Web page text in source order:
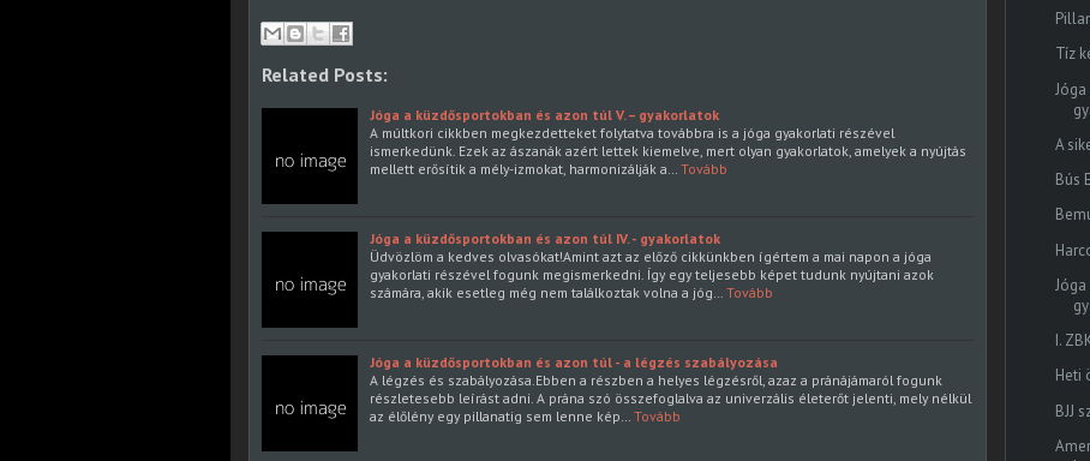
Related Posts:
Jóga a küzdősportokban és azon túl V. – gyakorlatok
A múltkori cikkben megkezdetteket folytatva továbbra is a jóga gyakorlati részével
ismerkedünk. Ezek az ászanák azért lettek kiemelve, mert olyan gyakorlatok, amelyek a nyújtás
mellett erősítik a mély-izmokat, harmonizálják a…
Tovább
Jóga a küzdősportokban és azon túl IV. - gyakorlatok
Üdvözlöm a kedves olvasókat!Amint azt az előző cikkünkben ígértem a mai napon a jóga
gyakorlati részével fogunk megismerkedni. Így egy teljesebb képet tudunk nyújtani azok
számára, akik esetleg még nem találkoztak volna a jóg…
Tovább
Jóga a küzdősportokban és azon túl - a légzés szabályozása
A légzés és szabályozása.Ebben a részben a helyes légzésről, azaz a pránájámaról fogunk
részletesebb leírást adni. A prána szó összefoglalva az univerzális életerőt jelenti, mely nélkül
az élőlény egy pillanatig sem lenne kép…
Tovább
Tíz
A
Bús
I.
Heti
BJJ